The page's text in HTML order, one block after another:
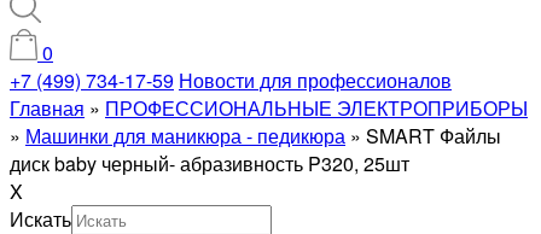
0
+7 (499) 734-17-59 Новости для профессионалов
Главная » ПРОФЕССИОНАЛЬНЫЕ ЭЛЕКТРОПРИБОРЫ
» Машинки для маникюра - педикюра » SMART Файлы
диск baby черный- абразивность P320, 25шт
X
Искать